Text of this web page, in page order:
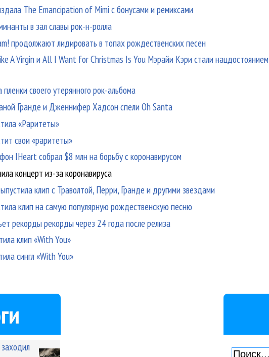
The Emancipation of Mimi с бонусами и ремиксами
в зал славы рок-н-ролла
продолжают лидировать в топах рождественских песен
A Virgin и All I Want for Christmas Is You Мэрайи Кэри стали нацдостоянием
своего утерянного рок-альбома
Гранде и Дженнифер Хадсон спели Oh Santa
«Раритеты»
свои «раритеты»
IHeart собрал $8 млн на борьбу с коронавирусом
концерт из-за коронавируса
клип с Траволтой, Перри, Гранде и другими звездами
клип на самую популярную рождественскую песню
рекорды рекорды через 24 года после релиза
клип «With You»
сингл «With You»